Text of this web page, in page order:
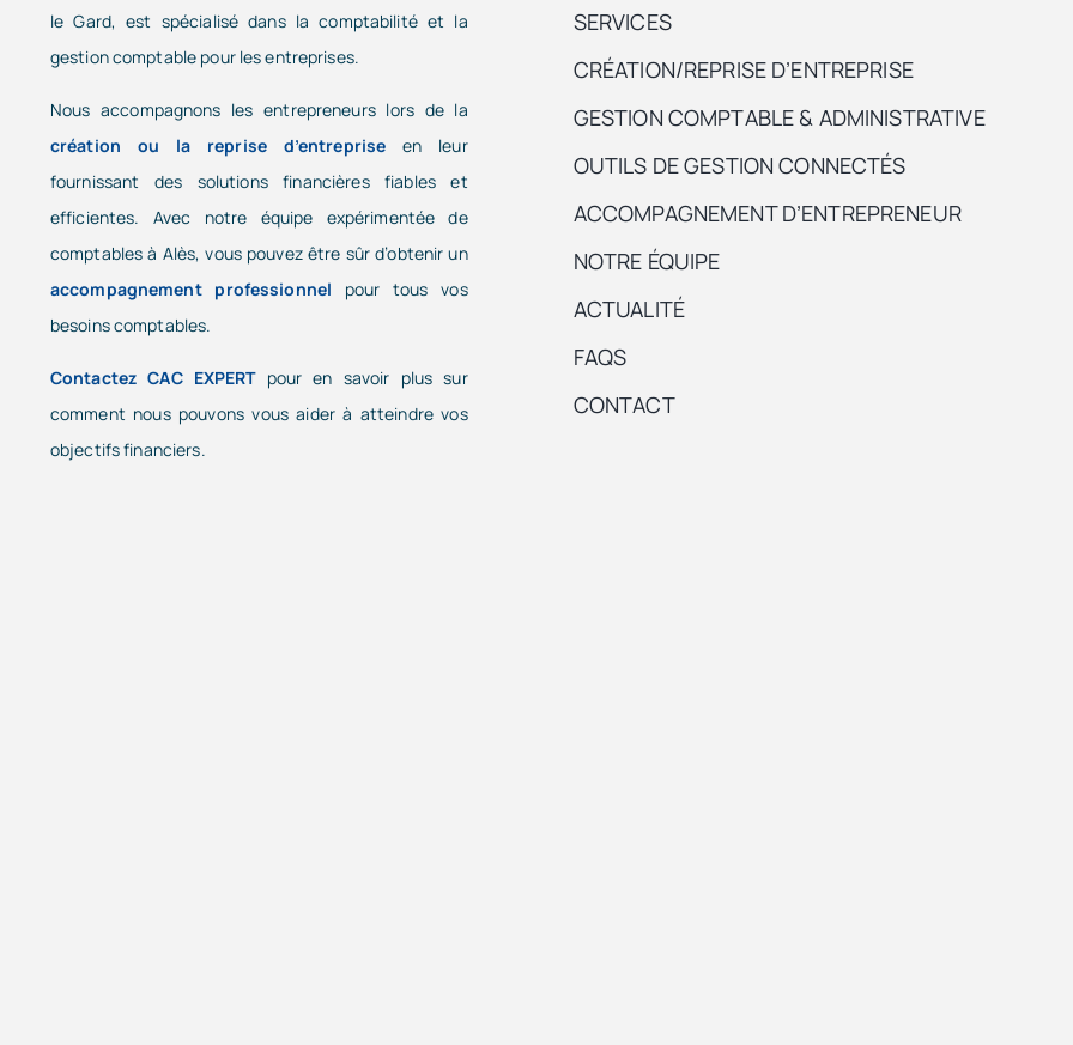
le Gard, est spécialisé dans la comptabilité et la
gestion comptable pour les entreprises.
Nous accompagnons les entrepreneurs lors de la
création ou la reprise d’entreprise en leur
fournissant des solutions financières fiables et
efficientes. Avec notre équipe expérimentée de
comptables à Alès, vous pouvez être sûr d’obtenir un
accompagnement professionnel pour tous vos
besoins comptables.
Contactez CAC EXPERTpour en savoir plus sur
comment nous pouvons vous aider à atteindre vos
objectifs financiers.
SERVICES
CRÉATION/REPRISE D’ENTREPRISE
GESTION COMPTABLE & ADMINISTRATIVE
OUTILS DE GESTION CONNECTÉS
ACCOMPAGNEMENT D’ENTREPRENEUR
NOTRE ÉQUIPE
ACTUALITÉ
FAQS
CONTACT